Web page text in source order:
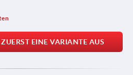
EINE VARIANTE AUS